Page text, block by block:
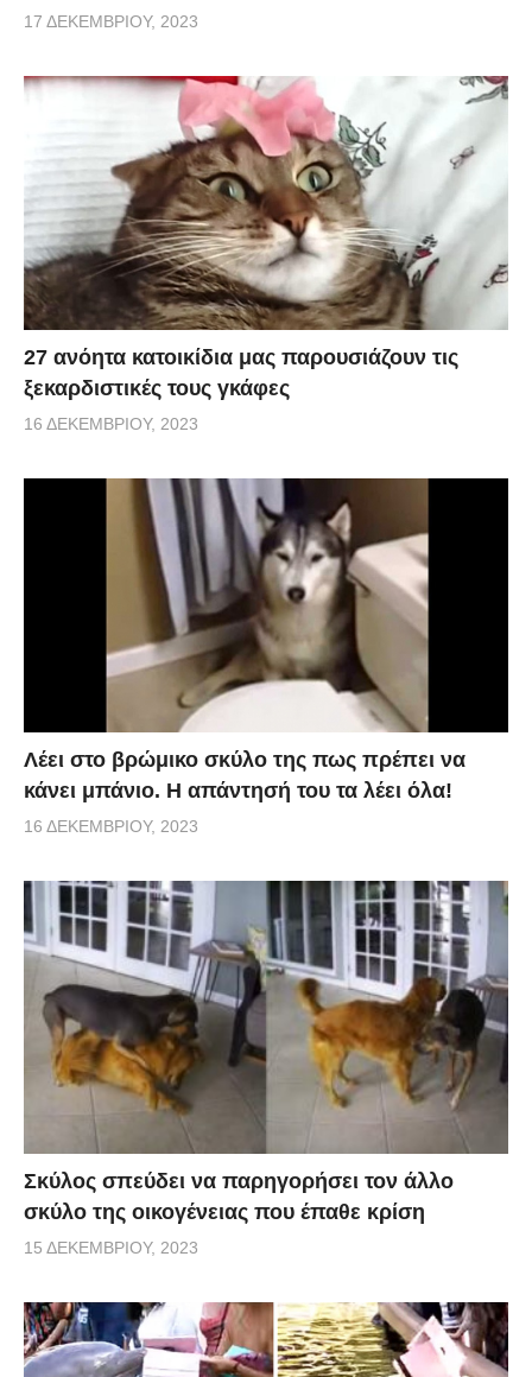
17 ΔΕΚΕΜΒΡΊΟΥ, 2023
27 ανόητα κατοικίδια μας παρουσιάζουν τις
ξεκαρδιστικές τους γκάφες
16 ΔΕΚΕΜΒΡΊΟΥ, 2023
Λέει στο βρώμικο σκύλο της πως πρέπει να
κάνει μπάνιο. Η απάντησή του τα λέει όλα!
16 ΔΕΚΕΜΒΡΊΟΥ, 2023
Σκύλος σπεύδει να παρηγορήσει τον άλλο
σκύλο της οικογένειας που έπαθε κρίση
15 ΔΕΚΕΜΒΡΊΟΥ, 2023